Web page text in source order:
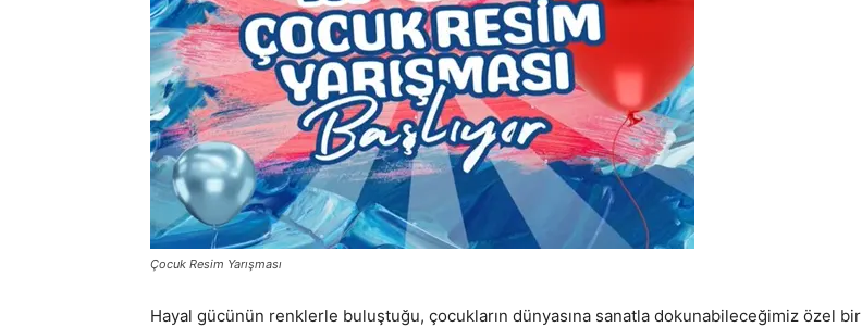
Çocuk Resim Yarışması
Hayal gücünün renklerle buluştuğu, çocukların dünyasına sanatla dokunabileceğimiz özel bir